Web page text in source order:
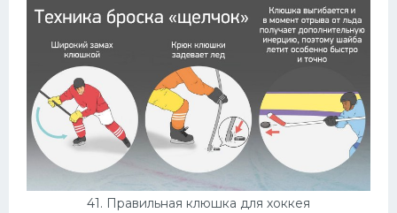
41. Правильная клюшка для хоккея